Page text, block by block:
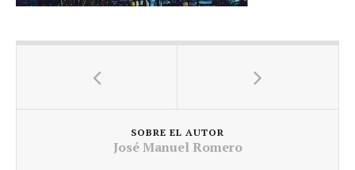
SOBRE EL AUTOR
José Manuel Romero